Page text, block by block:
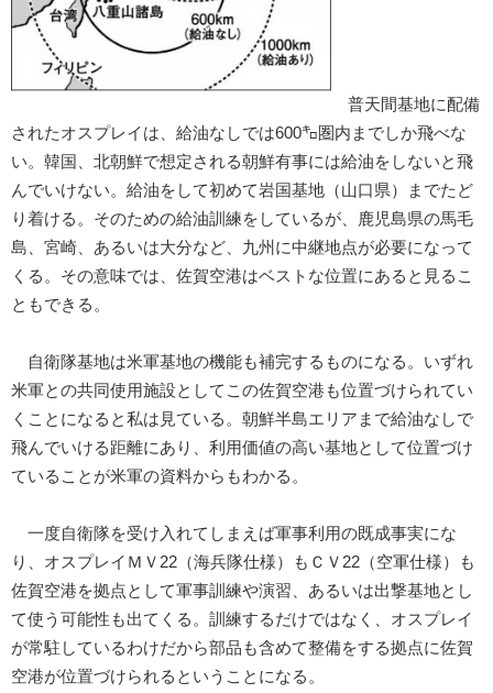
普天間基地に配備
されたオスプレイは、給油なしでは600㌔圏内までしか飛べな
い。韓国、北朝鮮で想定される朝鮮有事には給油をしないと飛
んでいけない。給油をして初めて岩国基地（山口県）までたど
り着ける。そのための給油訓練をしているが、鹿児島県の馬毛
島、宮崎、あるいは大分など、九州に中継地点が必要になって
くる。その意味では、佐賀空港はベストな位置にあると見るこ
ともできる。
自衛隊基地は米軍基地の機能も補完するものになる。いずれ
米軍との共同使用施設としてこの佐賀空港も位置づけられてい
くことになると私は見ている。朝鮮半島エリアまで給油なしで
飛んでいける距離にあり、利用価値の高い基地として位置づけ
ていることが米軍の資料からもわかる。
一度自衛隊を受け入れてしまえば軍事利用の既成事実にな
り、オスプレイＭＶ22（海兵隊仕様）もＣＶ22（空軍仕様）も
佐賀空港を拠点として軍事訓練や演習、あるいは出撃基地とし
て使う可能性も出てくる。訓練するだけではなく、オスプレイ
が常駐しているわけだから部品も含めて整備をする拠点に佐賀
空港が位置づけられるということになる。